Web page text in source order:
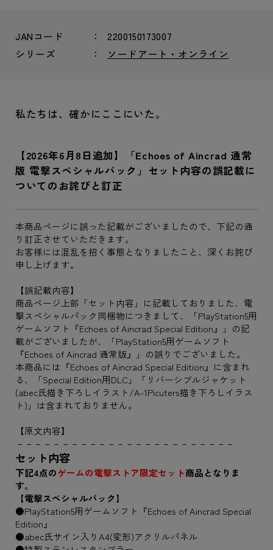
JANコード
2200150173007
シリーズ
ソードアート・オンライン
私たちは、確かにここにいた。
【2026年6月8日追加】「Echoes of Aincrad 通常
版 電撃スペシャルパック」セット内容の誤記載に
ついてのお詫びと訂正
本商品ページに誤った記載がございましたので、下記の通
り訂正させていただきます。
お客様には混乱を招く事態となりましたこと、深くお詫び
申し上げます。
【誤記載内容】
商品ページ上部「セット内容」に記載しておりました、電
撃スペシャルパック同梱物につきまして、「PlayStation5用
ゲームソフト『Echoes of Aincrad Special Edition』」の記
載がございましたが、「PlayStation5用ゲームソフト
『Echoes of Aincrad 通常版』」の誤りでございました。
本商品には『Echoes of Aincrad Special Edition』に含まれ
る、「Special Edition用DLC」「リバーシブルジャケット
(abec氏描き下ろしイラスト/A-1Picuters描き下ろしイラス
ト)」は含まれておりません。
【原文内容】
－－－－－－－－－－－－－－－－－－－－－－－－
セット内容
下記4点のゲームの電撃ストア限定セット商品となりま
す。
【電撃スペシャルパック】
●PlayStation5用ゲームソフト『Echoes of Aincrad Special
Edition』
●abec氏サイン入りA4(変形)アクリルパネル